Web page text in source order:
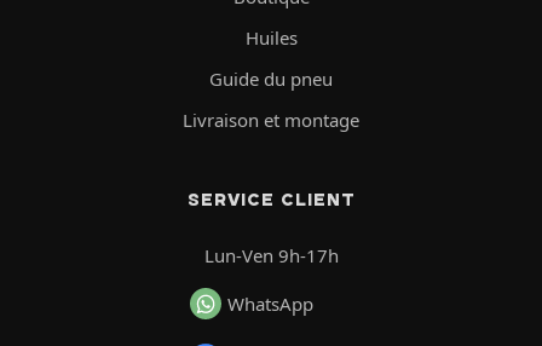
Huiles
Guide du pneu
Livraison et montage
SERVICE CLIENT
Lun-Ven 9h-17h
WhatsApp